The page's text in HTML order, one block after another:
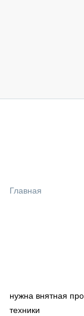
Главная
нужна внятная
техники